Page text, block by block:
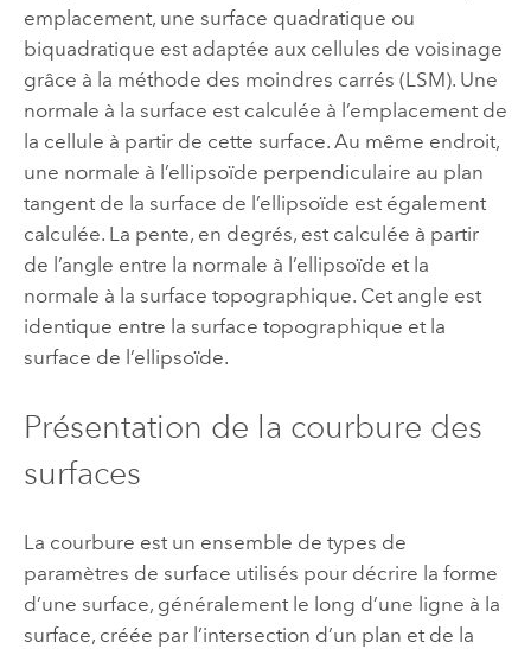
emplacement, une surface quadratique ou
biquadratique est adaptée aux cellules de voisinage
grâce à la méthode des moindres carrés (LSM). Une
normale à la surface est calculée à l’emplacement de
la cellule à partir de cette surface. Au même endroit,
une normale à l’ellipsoïde perpendiculaire au plan
tangent de la surface de l’ellipsoïde est également
calculée. La pente, en degrés, est calculée à partir
de l’angle entre la normale à l’ellipsoïde et la
normale à la surface topographique. Cet angle est
identique entre la surface topographique et la
surface de l’ellipsoïde.
Présentation de la courbure des
surfaces
La courbure est un ensemble de types de
paramètres de surface utilisés pour décrire la forme
d’une surface, généralement le long d’une ligne à la
surface, créée par l’intersection d’un plan et de la